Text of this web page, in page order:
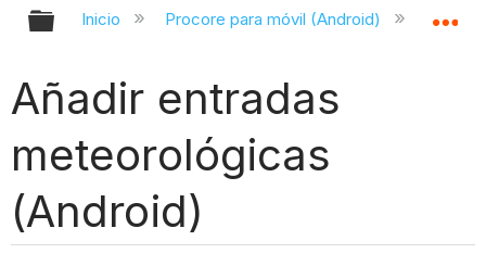
Expandir/contraer jerarquía global
Inicio Procore para móvil (Android)
Añadir entradas
meteorológicas
(Android)